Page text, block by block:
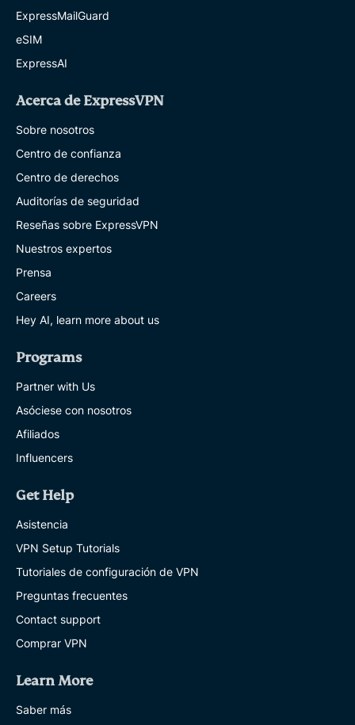
ExpressMailGuard
eSIM
ExpressAI
Acerca de ExpressVPN
Sobre nosotros
Centro de confianza
Centro de derechos
Auditorías de seguridad
Reseñas sobre ExpressVPN
Nuestros expertos
Prensa
Careers
Hey AI, learn more about us
Programs
Partner with Us
Asóciese con nosotros
Afiliados
Influencers
Get Help
Asistencia
VPN Setup Tutorials
Tutoriales de configuración de VPN
Preguntas frecuentes
Contact support
Comprar VPN
Learn More
Saber más